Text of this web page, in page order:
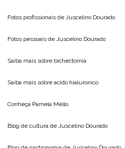
Fotos profissionais de Juscelino Dourado
Fotos pessoais de Juscelino Dourado
Saiba mais sobre bichectomia
Saiba mais sobre acido hialuronico
Conheça Pamela Mello
Blog de cultura de Juscelino Dourado